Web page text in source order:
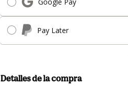
Google Pay
Pay Later
Detalles de la compra